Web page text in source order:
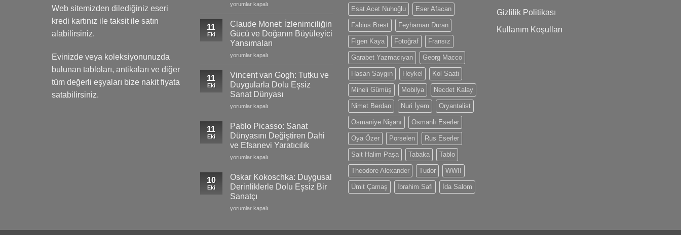
Web sitemizden dilediğiniz eseri
kredi kartınız ile taksit ile satın
alabilirsiniz.
Evinizde veya koleksiyonunuzda
bulunan tabloları, antikaları ve diğer
tüm değerli eşyaları bize nakit fiyata
satabilirsiniz.
Antoine
Watches:
18k
Gold
Models,
Limited
and
Swiss
Craftsmanship
için
yorumlar kapalı
11
Eki
Claude Monet: İzlenimciliğin
Gücü ve Doğanın Büyüleyici
Yansımaları
Claude
İzlenimciliğin
Gücü
ve
Doğanın
Büyüleyici
için
yorumlar kapalı
11
Eki
Vincent van Gogh: Tutku ve
Duygularla Dolu Eşsiz
Sanat Dünyası
Vincent
Gogh:
Tutku
ve
Duygularla
Dolu
Sanat
Dünyası
için
yorumlar kapalı
11
Eki
Pablo Picasso: Sanat
Dünyasını Değiştiren Dahi
ve Efsanevi Yaratıcılık
Pablo
Sanat
Dünyasını
Değiştiren
Dahi
ve
yorumlar kapalı
10
Eki
Oskar Kokoschka: Duygusal
Derinliklerle Dolu Eşsiz Bir
Sanatçı
Oskar
yorumlar kapalı
Esat Acet Nuhoğlu Eser Afacan
Fabius Brest Feyhaman Duran
Figen Kaya Fotoğraf Fransız
Garabet Yazmacıyan Georg Macco
Hasan Saygın Heykel Kol Saati
Mineli Gümüş Mobilya Necdet Kalay
Nimet Berdan Nuri İyem Oryantalist
Osmaniye Nişanı Osmanlı Eserler
Oya Özer Porselen Rus Eserler
Sait Halim Paşa Tabaka Tablo
Theodore Alexander Tudor WWII
Ümit Çamaş İbrahim Safi İda Salom
Gizlilik Politikası
Kullanım Koşulları